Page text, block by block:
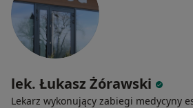
lek. Łukasz Żórawski
Lekarz wykonujący zabiegi medycyny